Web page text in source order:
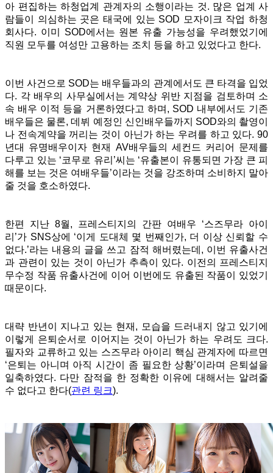
아 편집하는 하청업계 관계자의 소행이라는 것. 많은 업계 사
람들이 의심하는 곳은 태국에 있는 SOD 모자이크 작업 하청
회사다. 이미 SOD에서는 원본 유출 가능성을 우려했었기에
직원 모두를 여성만 고용하는 조치 등을 하고 있었다고 한다.
이번 사건으로 SOD는 배우들과의 관계에서도 큰 타격을 입었
다. 각 배우의 사무실에서는 계약상 위반 지점을 검토하며 소
속 배우 이적 등을 거론하였다고 하며, SOD 내부에서도 기존
배우들은 물론, 데뷔 예정인 신인배우들까지 SOD와의 촬영이
나 전속계약을 꺼리는 것이 아닌가 하는 우려를 하고 있다. 90
년대 유명배우이자 현재 AV배우들의 세컨드 커리어 문제를
다루고 있는 ‘코무로 유리’씨는 ‘유출본이 유통되면 가장 큰 피
해를 보는 것은 여배우들’이라는 것을 강조하며 소비하지 말아
줄 것을 호소하였다.
한편 지난 8월, 프레스티지의 간판 여배우 ‘스즈무라 아이
리’가 SNS상에 ‘이게 도대체 몇 번째인가, 더 이상 신뢰할 수
없다.’라는 내용의 글을 쓰고 잠적 해버렸는데, 이번 유출사건
과 관련이 있는 것이 아닌가 추측이 있다. 이전의 프레스티지
무수정 작품 유출사건에 이어 이번에도 유출된 작품이 있었기
때문이다.
대략 반년이 지나고 있는 현재, 모습을 드러내지 않고 있기에
이렇게 은퇴순서로 이어지는 것이 아닌가 하는 우려도 크다.
필자와 교류하고 있는 스즈무라 아이리 핵심 관계자에 따르면
‘은퇴는 아니며 아직 시간이 좀 필요한 상황’이라며 은퇴설을
일축하였다. 다만 잠적을 한 정확한 이유에 대해서는 알려줄
수 없다고 한다(관련 링크).